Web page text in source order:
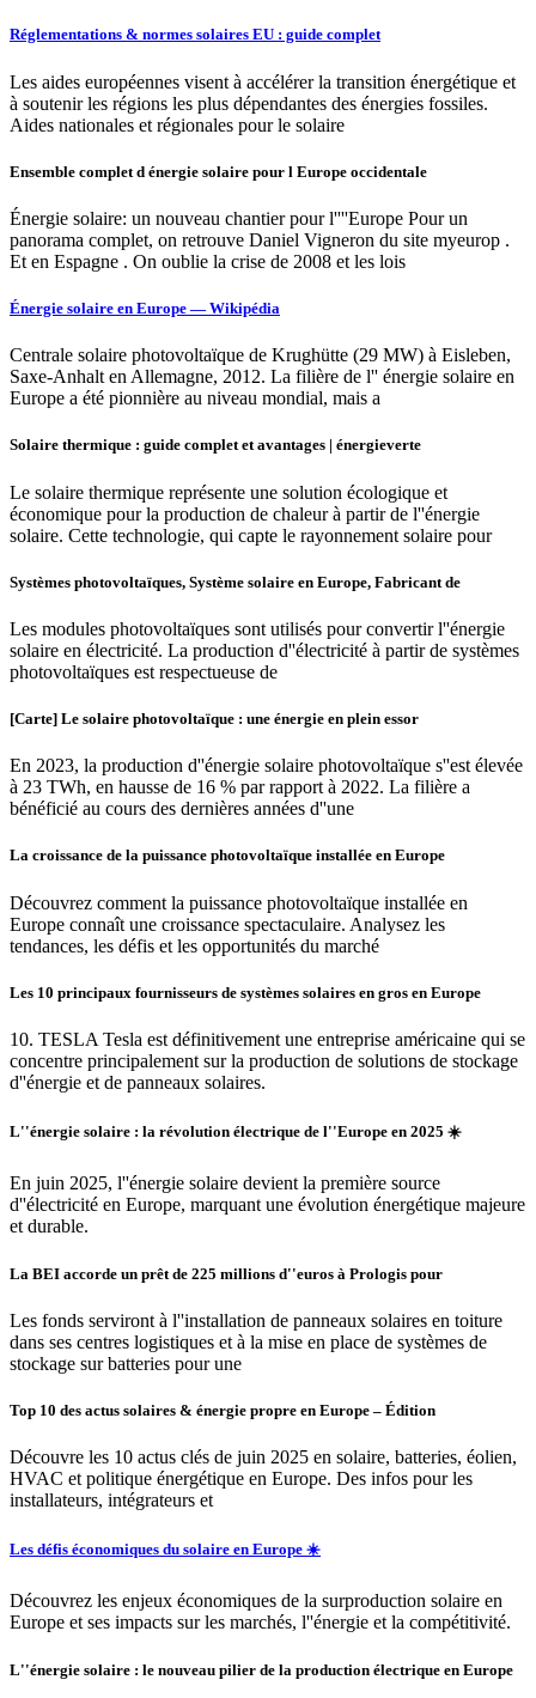
Réglementations & normes solaires EU : guide complet
Les aides européennes visent à accélérer la transition énergétique et
à soutenir les régions les plus dépendantes des énergies fossiles.
Aides nationales et régionales pour le solaire
Ensemble complet d énergie solaire pour l Europe occidentale
Énergie solaire: un nouveau chantier pour l''''Europe Pour un
panorama complet, on retrouve Daniel Vigneron du site myeurop .
Et en Espagne . On oublie la crise de 2008 et les lois
Énergie solaire en Europe — Wikipédia
Centrale solaire photovoltaïque de Krughütte (29 MW) à Eisleben,
Saxe-Anhalt en Allemagne, 2012. La filière de l'' énergie solaire en
Europe a été pionnière au niveau mondial, mais a
Solaire thermique : guide complet et avantages | énergieverte
Le solaire thermique représente une solution écologique et
économique pour la production de chaleur à partir de l''énergie
solaire. Cette technologie, qui capte le rayonnement solaire pour
Systèmes photovoltaïques, Système solaire en Europe, Fabricant de
Les modules photovoltaïques sont utilisés pour convertir l''énergie
solaire en électricité. La production d''électricité à partir de systèmes
photovoltaïques est respectueuse de
[Carte] Le solaire photovoltaïque : une énergie en plein essor
En 2023, la production d''énergie solaire photovoltaïque s''est élevée
à 23 TWh, en hausse de 16 % par rapport à 2022. La filière a
bénéficié au cours des dernières années d''une
La croissance de la puissance photovoltaïque installée en Europe
Découvrez comment la puissance photovoltaïque installée en
Europe connaît une croissance spectaculaire. Analysez les
tendances, les défis et les opportunités du marché
Les 10 principaux fournisseurs de systèmes solaires en gros en Europe
10. TESLA Tesla est définitivement une entreprise américaine qui se
concentre principalement sur la production de solutions de stockage
d''énergie et de panneaux solaires.
L''énergie solaire : la révolution électrique de l''Europe en 2025 ☀️
En juin 2025, l''énergie solaire devient la première source
d''électricité en Europe, marquant une évolution énergétique majeure
et durable.
La BEI accorde un prêt de 225 millions d''euros à Prologis pour
Les fonds serviront à l''installation de panneaux solaires en toiture
dans ses centres logistiques et à la mise en place de systèmes de
stockage sur batteries pour une
Top 10 des actus solaires & énergie propre en Europe – Édition
Découvre les 10 actus clés de juin 2025 en solaire, batteries, éolien,
HVAC et politique énergétique en Europe. Des infos pour les
installateurs, intégrateurs et
Les défis économiques du solaire en Europe ☀️
Découvrez les enjeux économiques de la surproduction solaire en
Europe et ses impacts sur les marchés, l''énergie et la compétitivité.
L''énergie solaire : le nouveau pilier de la production électrique en Europe